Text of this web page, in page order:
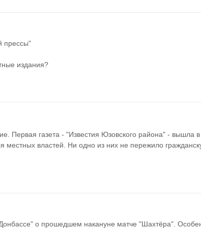
прессы"
издания?
Первая газета - "Известия Юзовского района" - вышла
местных властей. Ни одно из них не пережило
о прошедшем накануне матче "Шахтёра".